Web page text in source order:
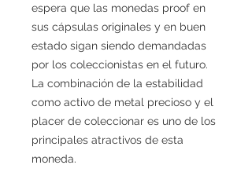
espera que las monedas proof en
sus cápsulas originales y en buen
estado sigan siendo demandadas
por los coleccionistas en el futuro.
La combinación de la estabilidad
como activo de metal precioso y el
placer de coleccionar es uno de los
principales atractivos de esta
moneda.